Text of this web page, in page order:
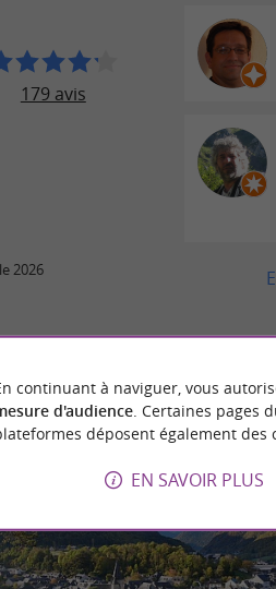
179 avis
2026
BALADES
continuant à naviguer, vous
d'audience. Certaines pages
déposent également des
EN SAVOIR PLUS